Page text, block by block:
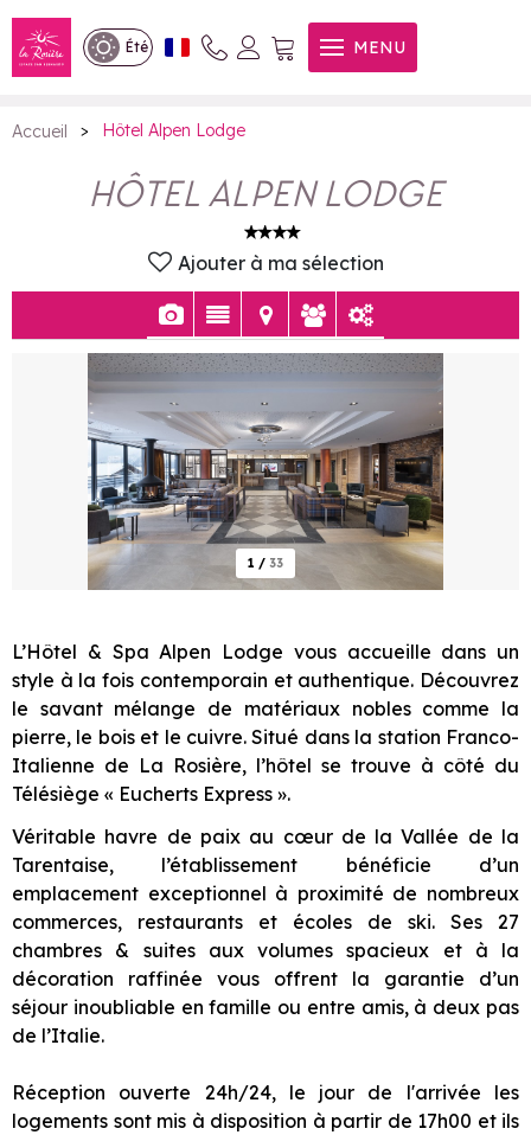
Été MENU
Hôtel Alpen Lodge
Accueil > Hôtel Alpen Lodge
HÔTEL ALPEN LODGE
Ajouter à ma sélection
1 / 33
L’Hôtel & Spa Alpen Lodge vous accueille dans un
style à la fois contemporain et authentique. Découvrez
le savant mélange de matériaux nobles comme la
pierre, le bois et le cuivre. Situé dans la station Franco-
Italienne de La Rosière, l’hôtel se trouve à côté du
Télésiège « Eucherts Express ».
Véritable havre de paix au cœur de la Vallée de la
Tarentaise, l’établissement bénéficie d’un
emplacement exceptionnel à proximité de nombreux
commerces, restaurants et écoles de ski. Ses 27
chambres & suites aux volumes spacieux et à la
décoration raffinée vous offrent la garantie d’un
séjour inoubliable en famille ou entre amis, à deux pas
de l’Italie.
Réception ouverte 24h/24, le jour de l'arrivée les
logements sont mis à disposition à partir de 17h00 et ils